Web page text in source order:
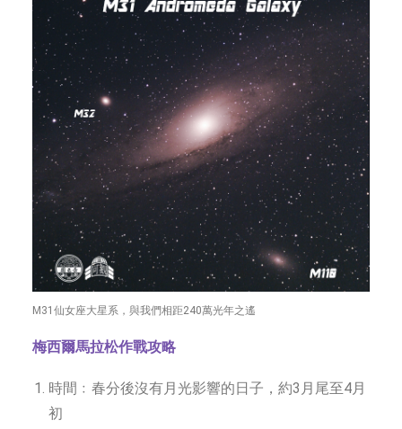
M31仙女座大星系，與我們相距240萬光年之遙
梅西爾馬拉松作戰攻略
時間﹕春分後沒有月光影響的日子，約3月尾至4月
初